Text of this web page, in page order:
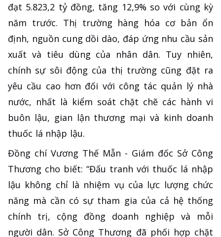
đạt 5.823,2 tỷ đồng, tăng 12,9% so với cùng kỳ
năm trước. Thị trường hàng hóa cơ bản ổn
định, nguồn cung dồi dào, đáp ứng nhu cầu sản
xuất và tiêu dùng của nhân dân. Tuy nhiên,
chính sự sôi động của thị trường cũng đặt ra
yêu cầu cao hơn đối với công tác quản lý nhà
nước, nhất là kiểm soát chặt chẽ các hành vi
buôn lậu, gian lận thương mại và kinh doanh
thuốc lá nhập lậu.
Đồng chí Vương Thế Mẫn - Giám đốc Sở Công
Thương cho biết: “Đấu tranh với thuốc lá nhập
lậu không chỉ là nhiệm vụ của lực lượng chức
năng mà cần có sự tham gia của cả hệ thống
chính trị, cộng đồng doanh nghiệp và mỗi
người dân. Sở Công Thương đã phối hợp chặt